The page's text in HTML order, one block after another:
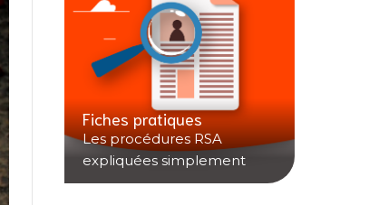
Fiches pratiques
Les procédures RSA
expliquées simplement